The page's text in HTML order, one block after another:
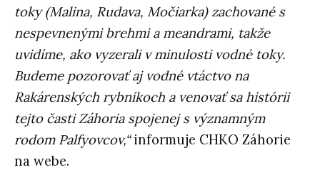
toky (Malina, Rudava, Močiarka) zachované s
nespevnenými brehmi a meandrami, takže
uvidíme, ako vyzerali v minulosti vodné toky.
Budeme pozorovať aj vodné vtáctvo na
Rakárenských rybníkoch a venovať sa histórii
tejto časti Záhoria spojenej s významným
rodom Palfyovcov,“informuje CHKO Záhorie
na webe.